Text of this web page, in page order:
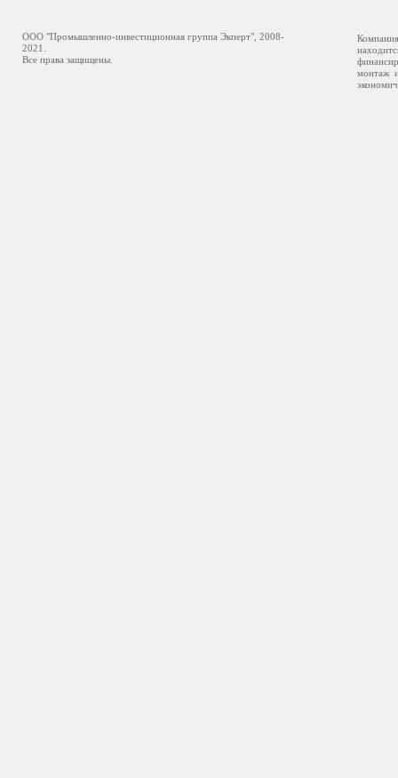
ООО "Промышленно-инвестиционная группа Экперт", 2008-
2021.
Все права защищены.
монтаж